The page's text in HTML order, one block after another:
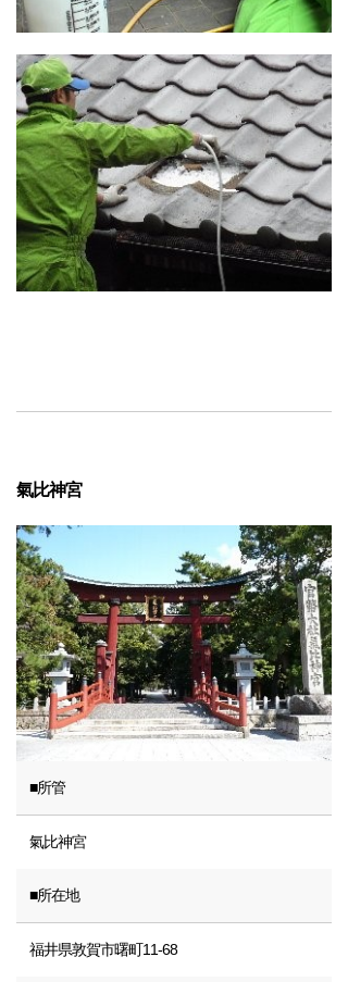
氣比神宮
■所管
氣比神宮
■所在地
福井県敦賀市曙町11-68